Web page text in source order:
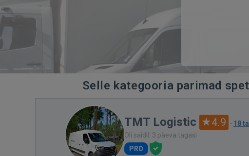
Selle kategooria parimad
TMT Logistic 4.9 · 18
Oli saidil: 3 päeva tagasi
PRO